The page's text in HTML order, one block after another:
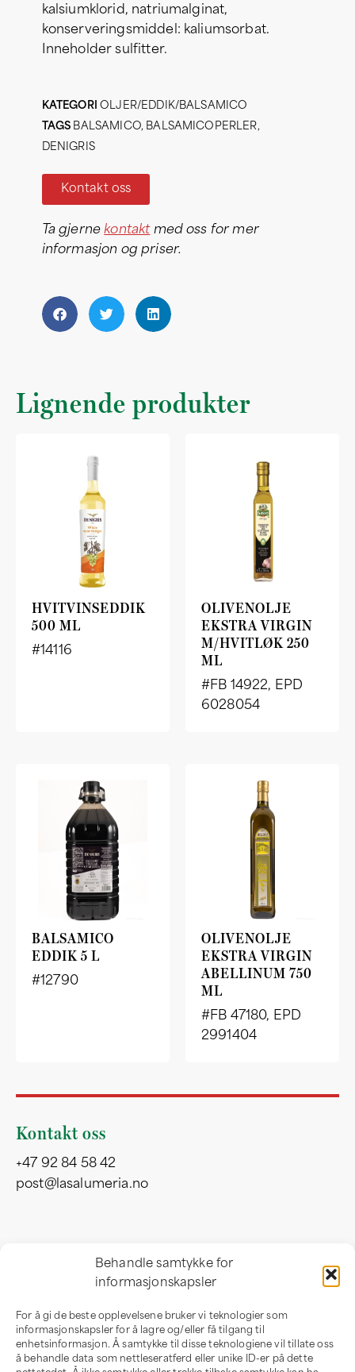
Behandle samtykke for
informasjonskapsler
For å gi de beste opplevelsene bruker vi teknologier som
informasjonskapsler for å lagre og/eller få tilgang til
enhetsinformasjon. Å samtykke til disse teknologiene vil tillate oss
å behandle data som nettleseratferd eller unike ID-er på dette
kalsiumklorid, natriumalginat,
konserveringsmiddel: kaliumsorbat.
Inneholder sulfitter.
KATEGORI OLJER/EDDIK/BALSAMICO
TAGS BALSAMICO, BALSAMICOPERLER,
DENIGRIS
Kontakt oss
Ta gjernekontaktmed oss for mer
informasjon og priser.
Lignende produkter
HVITVINSEDDIK
500 ML
#14116
OLIVENOLJE
EKSTRA VIRGIN
M/HVITLØK 250
ML
#FB 14922, EPD
6028054
BALSAMICO
EDDIK 5 L
#12790
OLIVENOLJE
EKSTRA VIRGIN
ABELLINUM 750
ML
#FB 47180, EPD
2991404
Kontakt oss
+47 92 84 58 42
post@lasalumeria.no
Professor Birkelandsvei 32 b
1081 Oslo
Norge